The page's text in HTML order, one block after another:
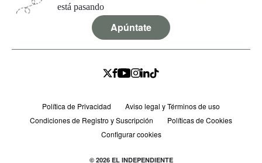
está pasando
Apúntate
Política de Privacidad
Aviso legal y Términos de uso
Condiciones de Registro y Suscripción
Políticas de Cookies
Configurar cookies
© 2026 EL INDEPENDIENTE